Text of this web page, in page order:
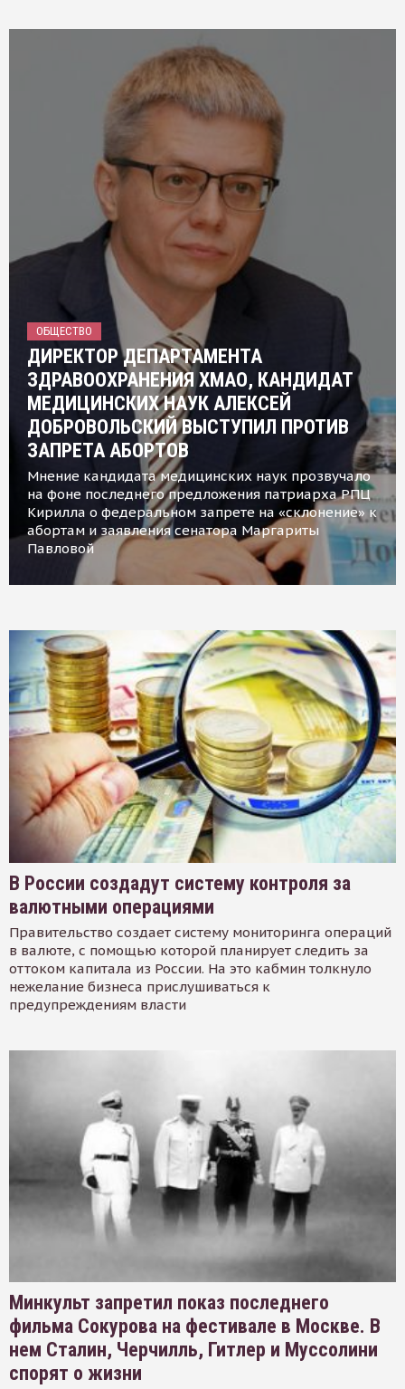
ОБЩЕСТВО
ДИРЕКТОР ДЕПАРТАМЕНТА
ЗДРАВООХРАНЕНИЯ ХМАО, КАНДИДАТ
МЕДИЦИНСКИХ НАУК АЛЕКСЕЙ
ДОБРОВОЛЬСКИЙ ВЫСТУПИЛ ПРОТИВ
ЗАПРЕТА АБОРТОВ
Мнение кандидата медицинских наук прозвучало
на фоне последнего предложения патриарха РПЦ
Кирилла о федеральном запрете на «склонение» к
абортам и заявления сенатора Маргариты
Павловой
В России создадут систему контроля за
валютными операциями
Правительство создает систему мониторинга операций
в валюте, с помощью которой планирует следить за
оттоком капитала из России. На это кабмин толкнуло
нежелание бизнеса прислушиваться к
предупреждениям власти
Минкульт запретил показ последнего
фильма Сокурова на фестивале в Москве. В
нем Сталин, Черчилль, Гитлер и Муссолини
спорят о жизни